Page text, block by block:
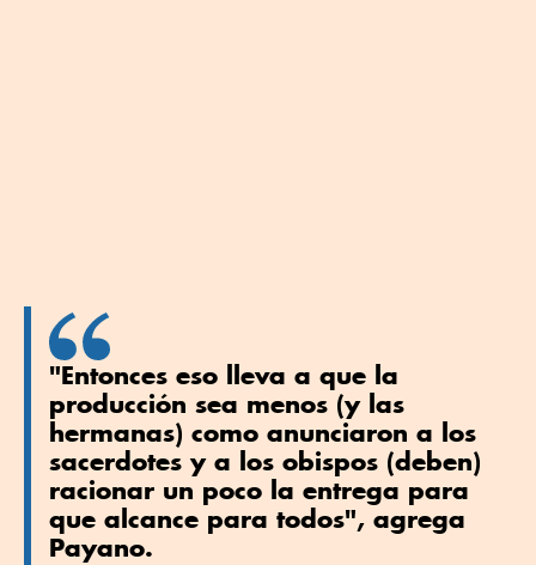
"Entonces eso lleva a que la
producción sea menos (y las
hermanas) como anunciaron a los
sacerdotes y a los obispos (deben)
racionar un poco la entrega para
que alcance para todos", agrega
Payano.